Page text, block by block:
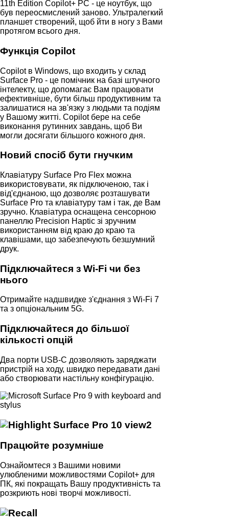
11th Edition Copilot+ PC - це ноутбук, що
був переосмислений заново. Ультралегкий
планшет створений, щоб йти в ногу з Вами
протягом всього дня.
Функція Copilot
Copilot в Windows, що входить у склад
Surface Pro - це помічник на базі штучного
інтелекту, що допомагає Вам працювати
ефективніше, бути більш продуктивним та
залишатися на зв'язку з людьми та подіям
у Вашому житті. Copilot бере на себе
виконання рутинних завдань, щоб Ви
могли досягати більшого кожного дня.
Новий спосіб бути гнучким
Клавіатуру Surface Pro Flex можна
використовувати, як підключеною, так і
від'єднаною, що дозволяє розташувати
Surface Pro та клавіатуру там і так, де Вам
зручно. Клавіатура оснащена сенсорною
панеллю Precision Haptic зі зручним
використанням від краю до краю та
клавішами, що забезпечують безшумний
друк.
Підключайтеся з Wi-Fi чи без
нього
Отримайте надшвидке з'єднання з Wi-Fi 7
та з опціональним 5G.
Підключайтеся до більшої
кількості опцій
Два порти USB-C дозволяють заряджати
пристрій на ходу, швидко передавати дані
або створювати настільну конфігурацію.
Працюйте розумніше
Ознайомтеся з Вашими новими
улюбленими можливостями Copilot+ для
ПК, які покращать Вашу продуктивність та
розкриють нові творчі можливості.